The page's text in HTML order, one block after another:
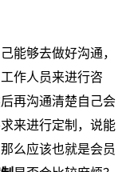
能够去做好沟通，
作人员来进行咨
再沟通清楚自己会
来进行定制，说能
么应该也就是会员